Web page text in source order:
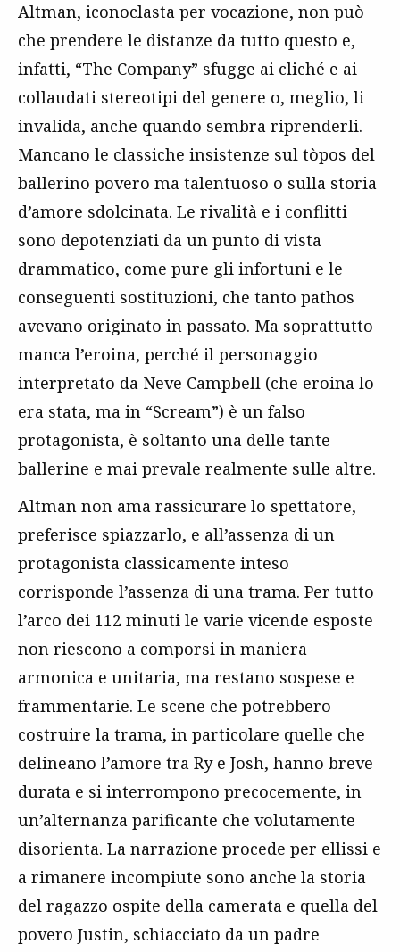
Altman, iconoclasta per vocazione, non può
che prendere le distanze da tutto questo e,
infatti, “The Company” sfugge ai cliché e ai
collaudati stereotipi del genere o, meglio, li
invalida, anche quando sembra riprenderli.
Mancano le classiche insistenze sul tòpos del
ballerino povero ma talentuoso o sulla storia
d’amore sdolcinata. Le rivalità e i conflitti
sono depotenziati da un punto di vista
drammatico, come pure gli infortuni e le
conseguenti sostituzioni, che tanto pathos
avevano originato in passato. Ma soprattutto
manca l’eroina, perché il personaggio
interpretato da Neve Campbell (che eroina lo
era stata, ma in “Scream”) è un falso
protagonista, è soltanto una delle tante
ballerine e mai prevale realmente sulle altre.
Altman non ama rassicurare lo spettatore,
preferisce spiazzarlo, e all’assenza di un
protagonista classicamente inteso
corrisponde l’assenza di una trama. Per tutto
l’arco dei 112 minuti le varie vicende esposte
non riescono a comporsi in maniera
armonica e unitaria, ma restano sospese e
frammentarie. Le scene che potrebbero
costruire la trama, in particolare quelle che
delineano l’amore tra Ry e Josh, hanno breve
durata e si interrompono precocemente, in
un’alternanza parificante che volutamente
disorienta. La narrazione procede per ellissi e
a rimanere incompiute sono anche la storia
del ragazzo ospite della camerata e quella del
povero Justin, schiacciato da un padre